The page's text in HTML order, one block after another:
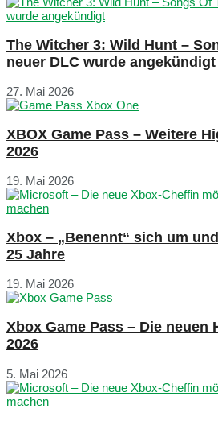
The Witcher 3: Wild Hunt –
neuer DLC wurde angekündigt
27. Mai 2026
XBOX Game Pass – Weitere
2026
19. Mai 2026
Xbox – „Benennt“ sich um
25 Jahre
19. Mai 2026
Xbox Game Pass – Die neuen
2026
5. Mai 2026